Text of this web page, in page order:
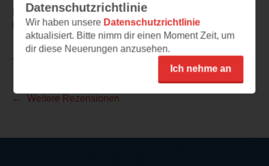
Ich freue mich nun auf Band 4, der zum Glück ja schon
bald erscheint.
TEILEN
Weitere Rezensionen
Datenschutzrichtlinie
Wir haben unsere Datenschutzrichtlinie
aktualisiert. Bitte nimm dir einen Moment Zeit, um
dir diese Neuerungen anzusehen.
Ich nehme an